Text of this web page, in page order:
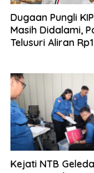
Dugaan Pungli
Masih Didalami,
Telusuri Aliran
Kejati NTB